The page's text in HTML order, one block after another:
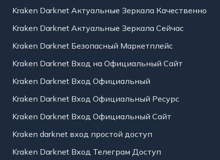
Kraken Darknet Актуальные Зеркала Качественно
Kraken Darknet Актуальные Зеркала Сейчас
Kraken Darknet Безопасный Маркетплейс
Kraken Darknet Вход на Официальный Сайт
Kraken Darknet Вход Официальный
Kraken Darknet Вход Официальный Ресурс
Kraken Darknet Вход Официальный Сайт
Kraken darknet вход простой доступ
Kraken Darknet Вход Телеграм Доступ